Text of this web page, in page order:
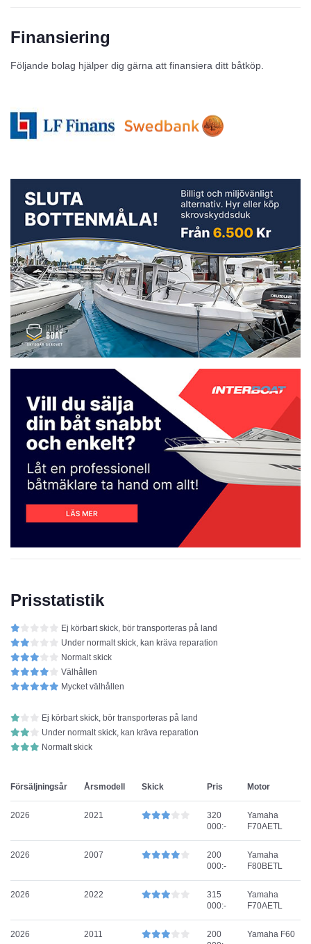
Finansiering
Följande bolag hjälper dig gärna att finansiera ditt båtköp.
Prisstatistik
Ej körbart skick, bör transporteras på land
Under normalt skick, kan kräva reparation
Normalt skick
Välhållen
Mycket välhållen
Ej körbart skick, bör transporteras på land
Under normalt skick, kan kräva reparation
Normalt skick
Försäljningsår Årsmodell Skick Pris Motor
2026 2021
320
000:-
Yamaha
F70AETL
2026 2007
200
000:-
Yamaha
F80BETL
2026 2022
315
000:-
Yamaha
F70AETL
2026 2011
200
Yamaha F60